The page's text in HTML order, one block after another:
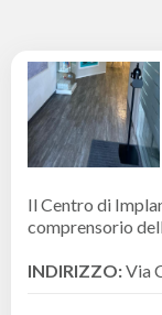
Il Centro di
comprensorio
INDIRIZZO:Via